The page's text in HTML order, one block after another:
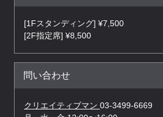
[1Fスタンディング] ¥7,500
[2F指定席] ¥8,500
問い合わせ
クリエイティブマン 03-3499-6669